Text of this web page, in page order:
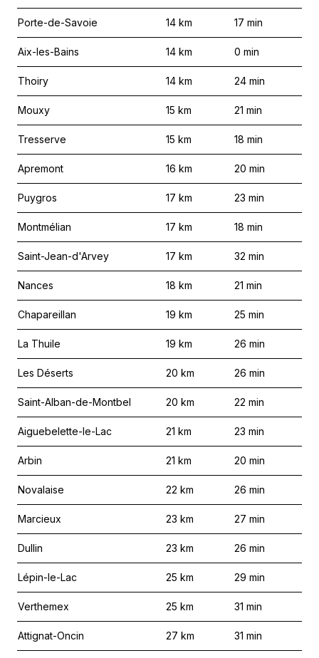
Porte-de-Savoie 14 km 17 min
Aix-les-Bains 14 km 0 min
Thoiry 14 km 24 min
Mouxy 15 km 21 min
Tresserve 15 km 18 min
Apremont 16 km 20 min
Puygros 17 km 23 min
Montmélian 17 km 18 min
Saint-Jean-d'Arvey 17 km 32 min
Nances 18 km 21 min
Chapareillan 19 km 25 min
La Thuile 19 km 26 min
Les Déserts 20 km 26 min
Saint-Alban-de-Montbel 20 km 22 min
Aiguebelette-le-Lac 21 km 23 min
Arbin 21 km 20 min
Novalaise 22 km 26 min
Marcieux 23 km 27 min
Dullin 23 km 26 min
Lépin-le-Lac 25 km 29 min
Verthemex 25 km 31 min
Attignat-Oncin 27 km 31 min